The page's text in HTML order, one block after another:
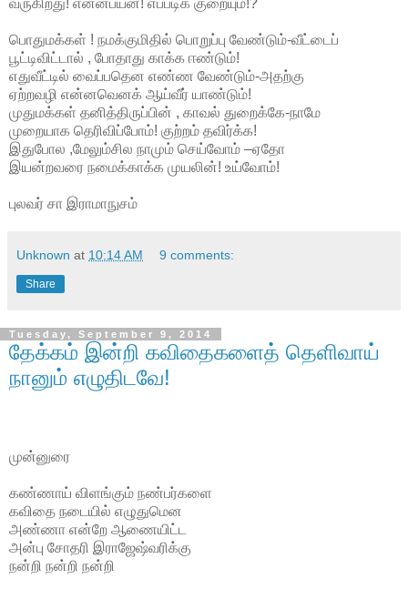
பொதுமக்கள் ! நமக்குமிதில் பொறுப்பு வேண்டும்-வீட்டைப்
பூட்டிவிட்டால் , போதாது காக்க ஈண்டும்!
எதுவீட்டில் வைப்பதென எண்ண வேண்டும்-அதற்கு
ஏற்றவழி என்னவெனக் ஆய்வீர் யாண்டும்!
முதுமக்கள் தனித்திருப்பின் , காவல் துறைக்கே-நாமே
முறையாக தெரிவிப்போம்! குற்றம் தவிர்க்க!
இதுபோல ,மேலும்சில நாமும் செய்வோம் –ஏதோ
இயன்றவரை நமைக்காக்க முயலின்! உய்வோம்!
புலவர் சா இராமாநுசம்
Unknown at 10:14 AM 9 comments:
Share
Tuesday, September 9, 2014
தேக்கம் இன்றி கவிதைகளைத் தெளிவாய்
நானும் எழுதிடவே!
முன்னுரை
கண்ணாய் விளங்கும் நண்பர்களை
கவிதை நடையில் எழுதுமென
அண்ணா என்றே ஆணையிட்ட
அன்பு சோதரி இராஜேஷ்வரிக்கு
நன்றி நன்றி நன்றி